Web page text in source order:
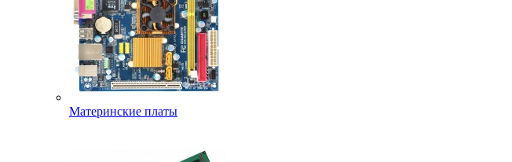
Материнские платы